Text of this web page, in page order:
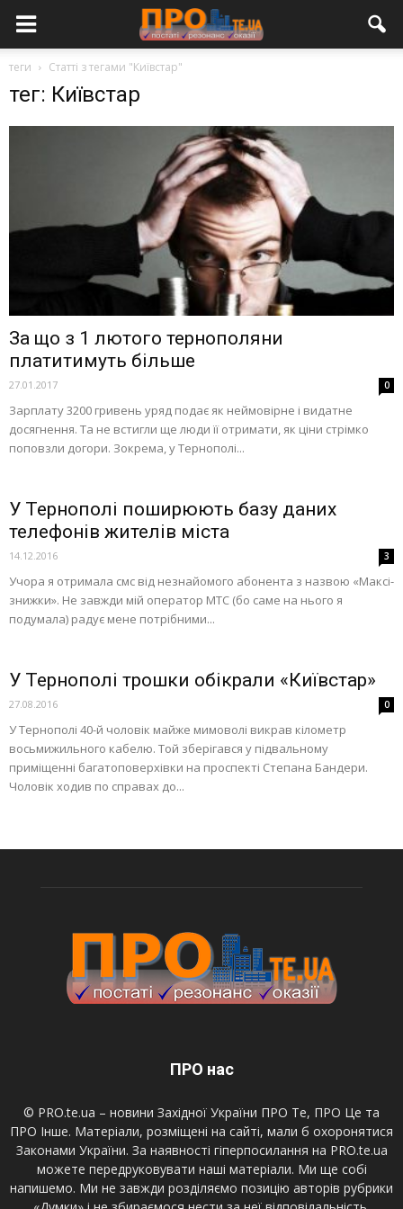
теги Статті з тегами "Київстар"
тег: Київстар
За що з 1 лютого тернополяни
платитимуть більше
27.01.2017 0
Зарплату 3200 гривень уряд подає як неймовірне і видатне
досягнення. Та не встигли ще люди її отримати, як ціни стрімко
поповзли догори. Зокрема, у Тернополі...
У Тернополі поширюють базу даних
телефонів жителів міста
14.12.2016 3
Учора я отримала смс від незнайомого абонента з назвою «Максі-
знижки». Не завжди мій оператор МТС (бо саме на нього я
подумала) радує мене потрібними...
У Тернополі трошки обікрали «Київстар»
27.08.2016 0
У Тернополі 40-й чоловік майже мимоволі викрав кілометр
восьмижильного кабелю. Той зберігався у підвальному
приміщенні багатоповерхівки на проспекті Степана Бандери.
Чоловік ходив по справах до...
ПРО нас
© PRO.te.ua – новини Західної України ПРО Те, ПРО Це та
ПРО Інше. Матеріали, розміщені на сайті, мали б охоронятися
Законами України. За наявності гіперпосилання на PRO.te.ua
можете передруковувати наші матеріали. Ми ще собі
напишемо. Ми не завжди розділяємо позицію авторів рубрики